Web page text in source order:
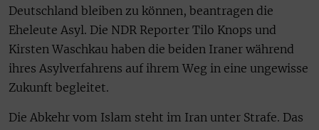
Deutschland bleiben zu können, beantragen die
Eheleute Asyl. Die NDR Reporter Tilo Knops und
Kirsten Waschkau haben die beiden Iraner während
ihres Asylverfahrens auf ihrem Weg in eine ungewisse
Zukunft begleitet.
Die Abkehr vom Islam steht im Iran unter Strafe. Das